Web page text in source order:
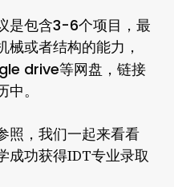
是包含3-6个项目 ，最
械或者结构的能力，
drive等网盘，链接
。
照，我们一起来看看
成功获得IDT专业录取